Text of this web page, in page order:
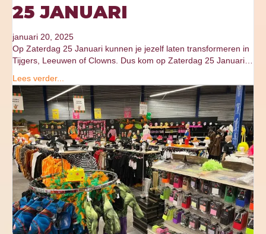
25 JANUARI
januari 20, 2025
Op Zaterdag 25 Januari kunnen je jezelf laten transformeren in
Tijgers, Leeuwen of Clowns. Dus kom op Zaterdag 25 Januari…
Lees verder...